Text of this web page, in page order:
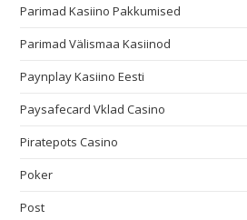
Parimad Kasiino Pakkumised
Parimad Välismaa Kasiinod
Paynplay Kasiino Eesti
Paysafecard Vklad Casino
Piratepots Casino
Poker
Post